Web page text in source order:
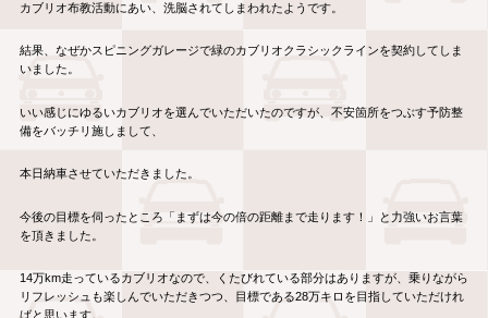
カブリオ布教活動にあい、洗脳されてしまわれたようです。
結果、なぜかスピニングガレージで緑のカブリオクラシックラインを契約してしま
いました。
いい感じにゆるいカブリオを選んでいただいたのですが、不安箇所をつぶす予防整
備をバッチリ施しまして、
本日納車させていただきました。
今後の目標を伺ったところ「まずは今の倍の距離まで走ります！」と力強いお言葉
を頂きました。
14万km走っているカブリオなので、くたびれている部分はありますが、乗りながら
リフレッシュも楽しんでいただきつつ、目標である28万キロを目指していただけれ
ばと思います。